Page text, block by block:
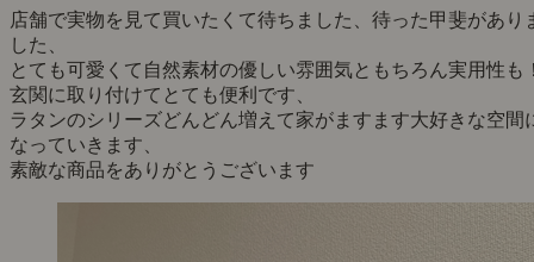
店舗で実物を見て買いたくて待ちました、待った甲斐があり
した、
とても可愛くて自然素材の優しい雰囲気ともちろん実用性も
玄関に取り付けてとても便利です、
ラタンのシリーズどんどん増えて家がますます大好きな空間
なっていきます、
素敵な商品をありがとうございます